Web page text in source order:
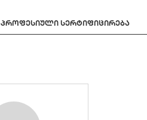
პროფესიული სერტიფიცირება